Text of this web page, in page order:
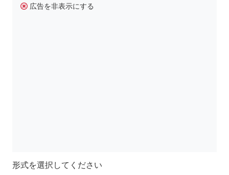
広告を非表示にする
形式を選択してください